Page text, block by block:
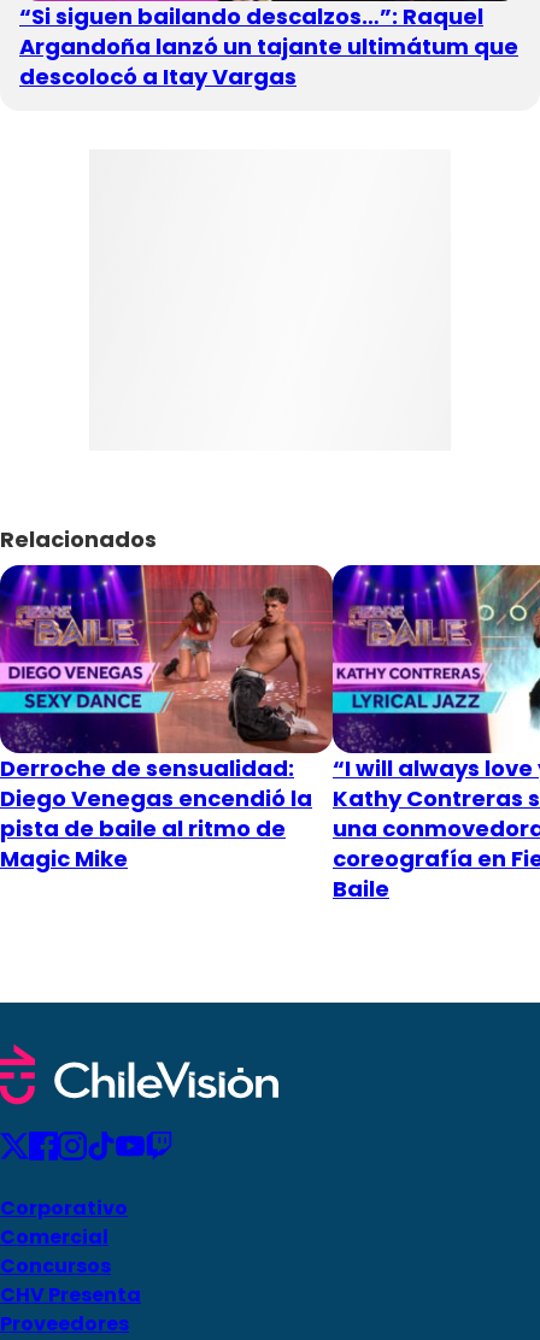
“Si siguen bailando descalzos…”: Raquel
Argandoña lanzó un tajante ultimátum que
descolocó a Itay Vargas
Relacionados
Derroche de sensualidad:
Diego Venegas encendió la
pista de baile al ritmo de
Magic Mike
“I will always love
Kathy Contreras
una
coreografía en
Baile
Corporativo
Comercial
Concursos
CHV Presenta
Proveedores